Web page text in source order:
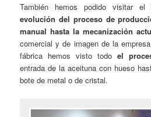
También hemos podido visitar el
evolución del proceso de
manual hasta la mecanización
comercial y de imagen de la
fábrica hemos visto todo el
entrada de la aceituna con hueso
bote de metal o de cristal.